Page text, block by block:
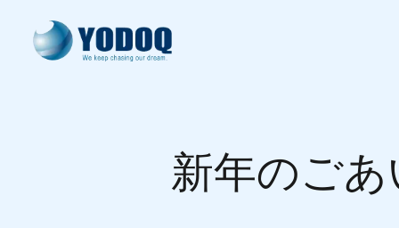
ヨドック式開発
system development
製品・サービス
開発実績
技術情報
会社案内新年のご